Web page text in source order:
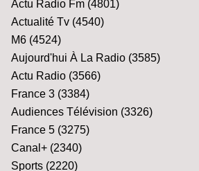
Actu Radio Fm (4801)
Actualité Tv (4540)
M6 (4524)
Aujourd'hui À La Radio (3585)
Actu Radio (3566)
France 3 (3384)
Audiences Télévision (3326)
France 5 (3275)
Canal+ (2340)
Sports (2220)